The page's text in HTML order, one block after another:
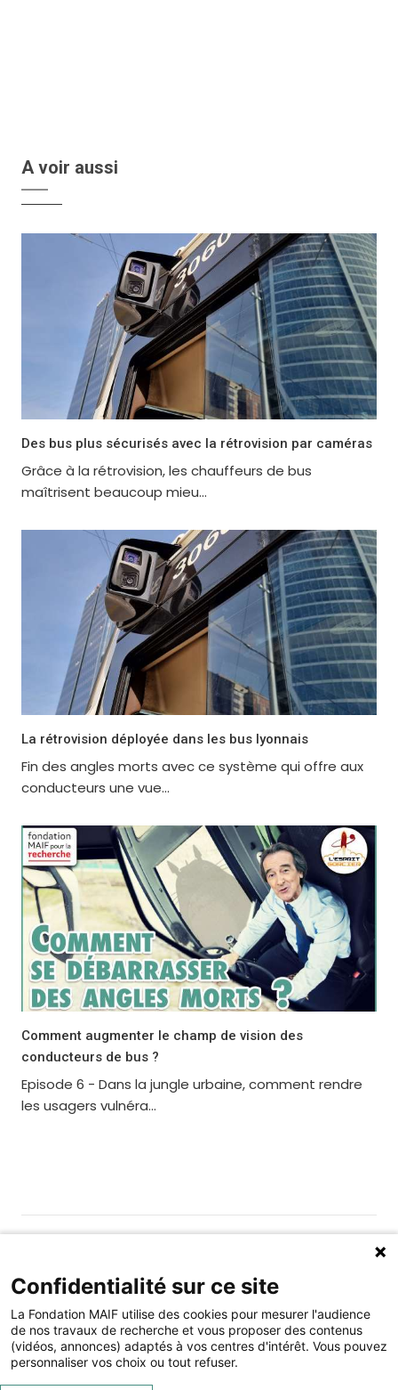
A voir aussi
Des bus plus sécurisés avec la rétrovision par caméras
Grâce à la rétrovision, les chauffeurs de bus
maîtrisent beaucoup mieu...
La rétrovision déployée dans les bus lyonnais
Fin des angles morts avec ce système qui offre aux
conducteurs une vue...
Comment augmenter le champ de vision des
conducteurs de bus ?
Episode 6 - Dans la jungle urbaine, comment rendre
les usagers vulnéra...
Fondation MAIF
275 rue du Stade, 79180 CHAURAY
Téléphone : 05.49.73.87.04
Contact Mentions légales
Confidentialité sur ce site
La Fondation MAIF utilise des cookies pour mesurer l'audience
de nos travaux de recherche et vous proposer des contenus
(vidéos, annonces) adaptés à vos centres d'intérêt. Vous pouvez
personnaliser vos choix ou tout refuser.